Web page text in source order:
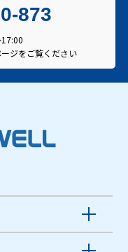
873
ジをご覧ください